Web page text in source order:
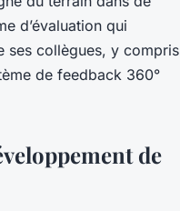
d’évaluation qui
ses collègues, y compris
de feedback 360°
de